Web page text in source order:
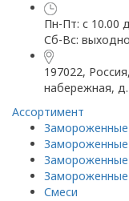
Пн-Пт: с 10.00
Сб-Вс:
197022,
набережная,
Ассортимент
Смеси